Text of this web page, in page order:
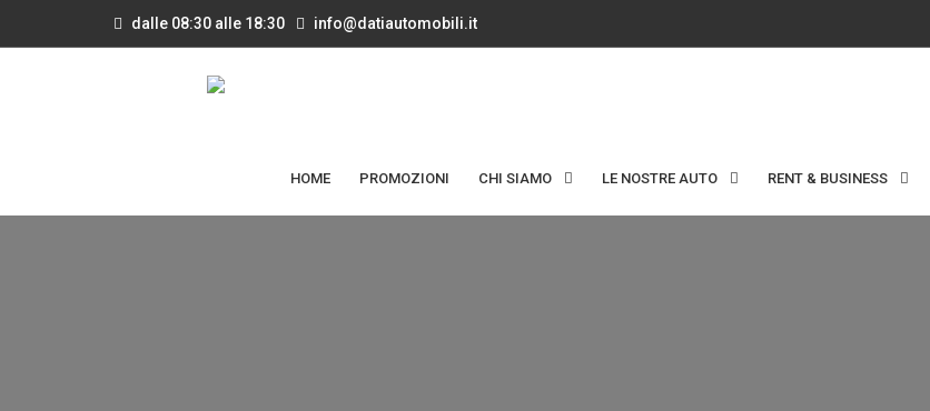
dalle 08:30 alle 18:30 info@datiautomobili.it
HOME PROMOZIONI CHI SIAMO LE NOSTRE AUTO RENT & BUSINESS